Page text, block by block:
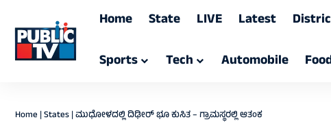
Home State LIVE Latest
Sports
Tech Automobile
Home |States|ಮುಧೋಳದಲ್ಲಿ ದಿಢೀರ್ ಭೂ ಕುಸಿತ – ಗ್ರಾಮಸ್ಥರಲ್ಲಿ ಆತಂಕ